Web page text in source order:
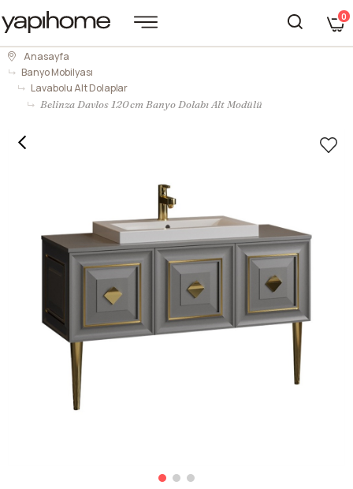
0
Anasayfa
Banyo Mobilyası
Lavabolu Alt Dolaplar
Belinza Davlos 120 cm Banyo Dolabı Alt Modülü